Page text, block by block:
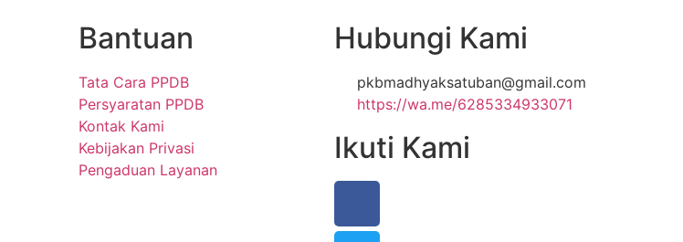
Bantuan
Tata Cara PPDB
Persyaratan PPDB
Kontak Kami
Kebijakan Privasi
Pengaduan Layanan
Hubungi Kami
pkbmadhyaksatuban@gmail.com
https://wa.me/6285334933071
Ikuti Kami